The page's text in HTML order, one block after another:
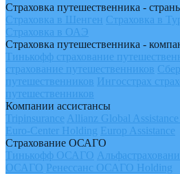
Страховка путешественника -
Страховка в Шенген Страховка в
Страховка в ОАЭ
Страховка путешественника -
Тинькофф страхование
страхование путешественников
путешественников Ингосстрах
путешественников
Компании ассистансы
Tripinsurance Allianz Global
Euro-Center Holding Europ Assistance
Страхование ОСАГО
Тинькофф ОСАГО
ОСАГО Ренессанс ОСАГО Holding